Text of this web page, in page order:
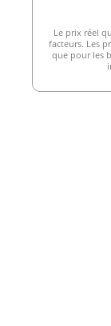
Le prix réel
facteurs. Les
que pour les